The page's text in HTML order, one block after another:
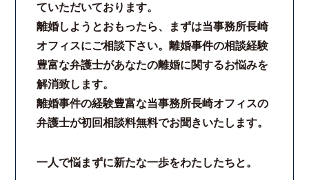
ていただいております。
離婚しようとおもったら、まずは当事務所長崎
オフィスにご相談下さい。離婚事件の相談経験
豊富な弁護士があなたの離婚に関するお悩みを
解消致します。
離婚事件の経験豊富な当事務所長崎オフィスの
弁護士が初回相談料無料でお聞きいたします。
一人で悩まずに新たな一歩をわたしたちと。